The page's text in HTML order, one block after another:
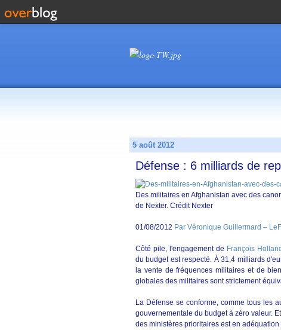
5 août 2012
Défense : 6 milliards de
Des militaires en Afghanistan avec des
de Nexter. Crédit Nexter
01/08/2012 Par Véronique Guillermard –
Côté pile, l'engagement de François
du budget est respecté. À 31,4 milliards
la vente de fréquences militaires et de
globales des militaires sont strictement
La Défense se conforme, comme tous les
gouvernementale du budget à zéro valeur.
des ministères prioritaires est en